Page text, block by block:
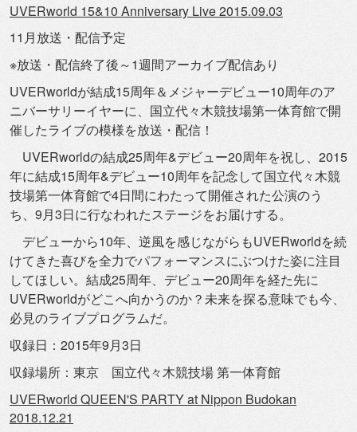
UVERworld 15&10 Anniversary Live 2015.09.03
11月放送・配信予定
※放送・配信終了後～1週間アーカイブ配信あり
UVERworldが結成15周年＆ メジャーデビュー10周年のア
ニバーサリーイヤーに、 国立代々木競技場第一体育館で開
催したライブの模様を放送・ 配信！
UVERworldの結成25周年&デビュー20周年を祝し、 2015
年に結成15周年&デビュー10周年を記念して国立代々木競
技場第一体育館で4日間にわたって開催された公演のう
ち、 9月3日に行なわれたステージをお届けする。
デビューから10年、 逆風を感じながらもUVERworldを続
けてきた喜びを全力でパフォーマンスにぶつけた姿に注目
してほしい。結成25周年、 デビュー20周年を経た先に
UVERworldがどこへ向かうのか？未来を探る意味でも今、
必見のライブプログラムだ。
収録日：2015年9月3日
収録場所：東京 国立代々木競技場 第一体育館
UVERworld QUEEN'S PARTY at Nippon Budokan
2018.12.21